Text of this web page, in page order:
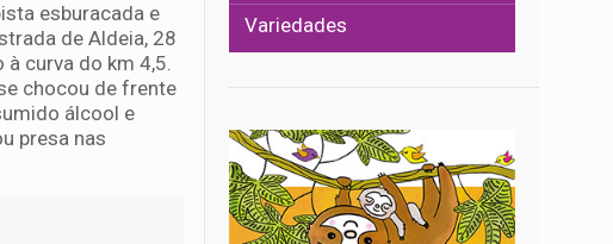
esburacada e
de Aldeia, 28
curva do km 4,5.
chocou de frente
álcool e
presa nas
Variedades